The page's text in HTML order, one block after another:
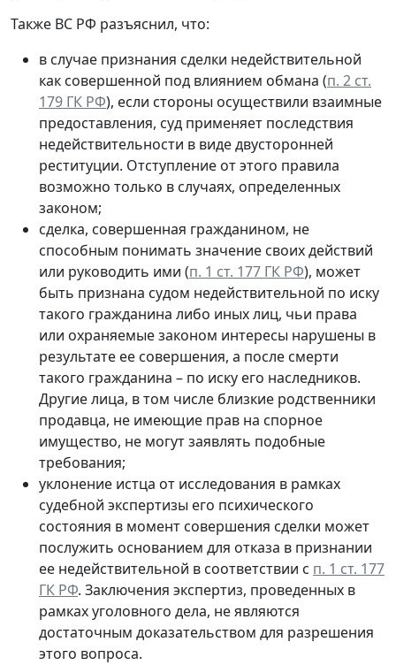
Также ВС РФ разъяснил, что:
в случае признания сделки недействительной
как совершенной под влиянием обмана (п. 2 ст.
179 ГК РФ), если стороны осуществили взаимные
предоставления, суд применяет последствия
недействительности в виде двусторонней
реституции. Отступление от этого правила
возможно только в случаях, определенных
законом;
сделка, совершенная гражданином, не
способным понимать значение своих действий
или руководить ими (п. 1 ст. 177 ГК РФ), может
быть признана судом недействительной по иску
такого гражданина либо иных лиц, чьи права
или охраняемые законом интересы нарушены в
результате ее совершения, а после смерти
такого гражданина – по иску его наследников.
Другие лица, в том числе близкие родственники
продавца, не имеющие прав на спорное
имущество, не могут заявлять подобные
требования;
уклонение истца от исследования в рамках
судебной экспертизы его психического
состояния в момент совершения сделки может
послужить основанием для отказа в признании
ее недействительной в соответствии с п. 1 ст. 177
ГК РФ. Заключения экспертиз, проведенных в
рамках уголовного дела, не являются
достаточным доказательством для разрешения
этого вопроса.